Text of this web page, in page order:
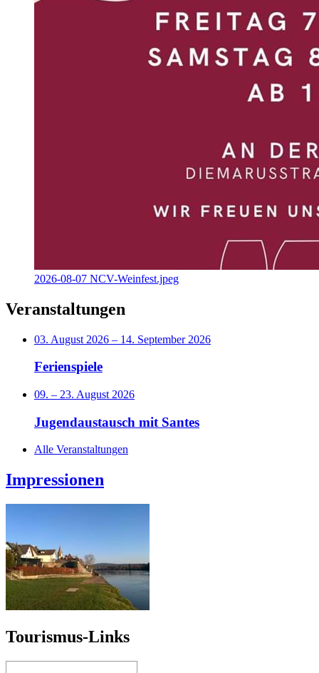
2026-08-07 NCV-Weinfest.jpeg
Veranstaltungen
03. August 2026 – 14. September 2026
Ferienspiele
09. – 23. August 2026
Jugendaustausch mit Santes
Alle Veranstaltungen
Impressionen
Tourismus-Links